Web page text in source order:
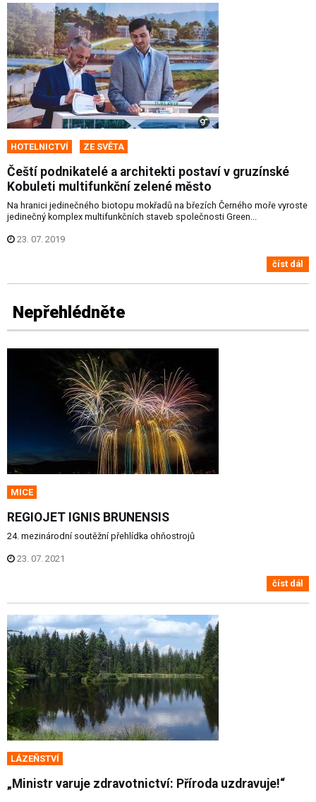
HOTELNICTVÍ ZE SVĚTA
Čeští podnikatelé a architekti postaví v gruzínské
Kobuleti multifunkční zelené město
Na hranici jedinečného biotopu mokřadů na březích Černého moře vyroste
jedinečný komplex multifunkčních staveb společnosti Green...
23. 07. 2019
číst dál
Nepřehlédněte
MICE
REGIOJET IGNIS BRUNENSIS
24. mezinárodní soutěžní přehlídka ohňostrojů
23. 07. 2021
číst dál
LÁZEŇSTVÍ
„Ministr varuje zdravotnictví: Příroda uzdravuje!“